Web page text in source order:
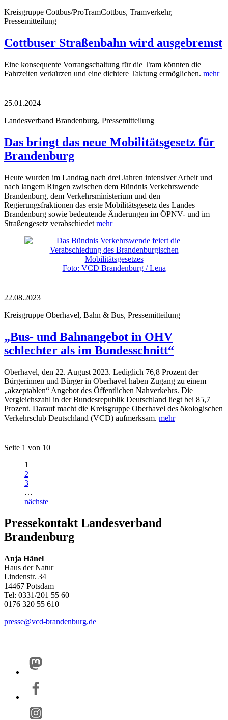
Kreisgruppe Cottbus/ProTramCottbus, Tramverkehr,
Pressemitteilung
Cottbuser Straßenbahn wird ausgebremst
Eine konsequente Vorrangschaltung für die Tram könnten die
Fahrzeiten verkürzen und eine dichtere Taktung ermöglichen. mehr
25.01.2024
Landesverband Brandenburg, Pressemitteilung
Das bringt das neue Mobilitätsgesetz für
Brandenburg
Heute wurden im Landtag nach drei Jahren intensiver Arbeit und
nach langem Ringen zwischen dem Bündnis Verkehrswende
Brandenburg, dem Verkehrsministerium und den
Regierungsfraktionen das erste Mobilitätsgesetz des Landes
Brandenburg sowie bedeutende Änderungen im ÖPNV- und im
Straßengesetz verabschiedet mehr
Foto: VCD Brandenburg / Lena
22.08.2023
Kreisgruppe Oberhavel, Bahn & Bus, Pressemitteilung
„Bus- und Bahnangebot in OHV
schlechter als im Bundesschnitt“
Oberhavel, den 22. August 2023. Lediglich 76,8 Prozent der
Bürgerinnen und Bürger in Oberhavel haben Zugang zu einem
„akzeptablen“ Angebot des Öffentlichen Nahverkehrs. Die
Vergleichszahl in der Bundesrepublik Deutschland liegt bei 85,7
Prozent. Darauf macht die Kreisgruppe Oberhavel des ökologischen
Verkehrsclub Deutschland (VCD) aufmerksam. mehr
Seite 1 von 10
1
2
3
…
nächste
Pressekontakt Landesverband
Brandenburg
Anja Hänel
Haus der Natur
Lindenstr. 34
14467 Potsdam
Tel: 0331/201 55 60
0176 320 55 610
presse@vcd-brandenburg.de